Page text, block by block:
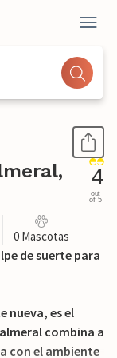
4
out
of 5
0 Mascotas
de suerte para
nueva, es el
combina a
con el ambiente